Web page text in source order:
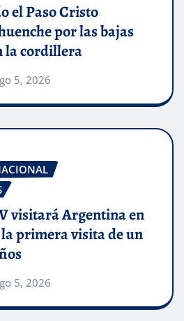
el Paso Cristo
por las bajas
la cordillera
5, 2026
visitará Argentina en
primera visita de un
5, 2026